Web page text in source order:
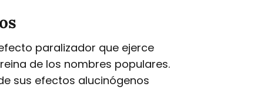
paralizador que ejerce
de los nombres populares.
sus efectos alucinógenos